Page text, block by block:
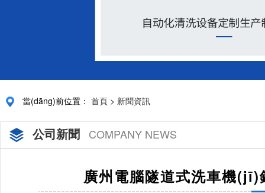
當(dāng)前位置： 首頁 > 新聞資訊
公司新聞 COMPANY NEWS
廣州電腦隧道式洗車機